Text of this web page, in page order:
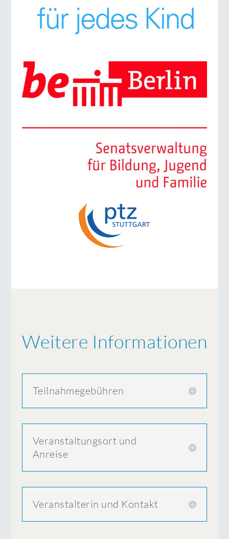
Weitere Informationen
Teilnahmegebühren
Veranstaltungsort und
Anreise
Veranstalterin und Kontakt